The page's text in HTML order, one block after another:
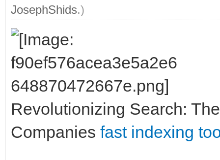
JosephShids.)
Revolutionizing Search:
Companies fast indexing